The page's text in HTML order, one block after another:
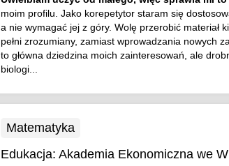
moim profilu. Jako korepetytor staram się
a nie wymagać jej z góry. Wolę przerobić materiał
pełni zrozumiany, zamiast wprowadzania nowych
to główna dziedzina moich zainteresowań, ale
biologi...
Matematyka
Edukacja: Akademia Ekonomiczna we